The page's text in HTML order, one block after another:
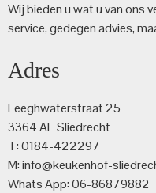
Wij bieden u wat u van ons
service, gedegen advies,
Adres
Leeghwaterstraat 25
3364 AE Sliedrecht
T: 0184-422297
M: info@keukenhof-
Whats App: 06-86879882